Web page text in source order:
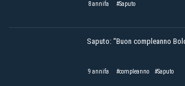
8 annifa #Saputo
Saputo: “Buon compleanno
9 annifa #compleanno #Saputo